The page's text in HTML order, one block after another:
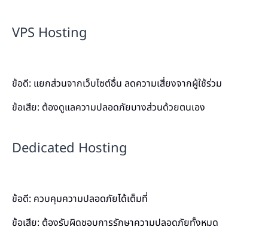
VPS Hosting
ข้อดี: แยกส่วนจากเว็บไซต์อื่น ลดความเสี่ยงจากผู้ใช้ร่วม
ข้อเสีย: ต้องดูแลความปลอดภัยบางส่วนด้วยตนเอง
Dedicated Hosting
ข้อดี: ควบคุมความปลอดภัยได้เต็มที่
ข้อเสีย: ต้องรับผิดชอบการรักษาความปลอดภัยทั้งหมด